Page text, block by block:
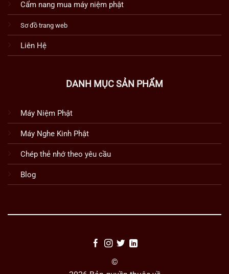
Cẩm nang mua máy niệm phật
Sơ đồ trang web
Liên Hệ
DANH MỤC SẢN PHẨM
Máy Niệm Phật
Máy Nghe Kinh Phật
Chép thẻ nhớ theo yêu cầu
Blog
©